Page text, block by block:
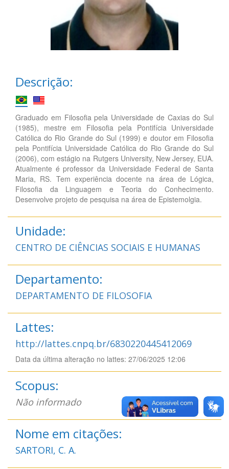
Descrição:
Graduado em Filosofia pela Universidade de Caxias do Sul
(1985), mestre em Filosofia pela Pontifícia Universidade
Católica do Rio Grande do Sul (1999) e doutor em Filosofia
pela Pontifícia Universidade Católica do Rio Grande do Sul
(2006), com estágio na Rutgers University, New Jersey, EUA.
Atualmente é professor da Universidade Federal de Santa
Maria, RS. Tem experiência docente na área de Lógica,
Filosofia da Linguagem e Teoria do Conhecimento.
Desenvolve projeto de pesquisa na área de Epistemolgia.
Unidade:
CENTRO DE CIÊNCIAS SOCIAIS E HUMANAS
Departamento:
DEPARTAMENTO DE FILOSOFIA
Lattes:
http://lattes.cnpq.br/6830220445412069
Data da última alteração no lattes: 27/06/2025 12:06
Scopus:
Não informado
Nome em citações:
SARTORI, C. A.